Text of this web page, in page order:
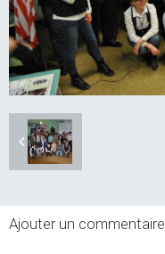
Ajouter un commentaire